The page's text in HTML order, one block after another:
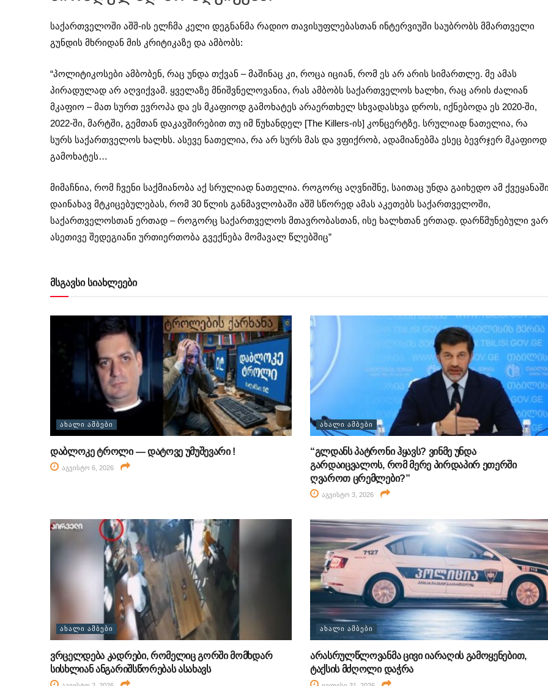
საქართველოში აშშ-ის ელჩმა კელი დეგნანმა რადიო თავისუფლებასთან ინტერვიუში საუბრობს მმართველი
გუნდის მხრიდან მის კრიტიკაზე და ამბობს:
“პოლიტიკოსები ამბობენ, რაც უნდა თქვან – მაშინაც კი, როცა იციან, რომ ეს არ არის სიმართლე. მე ამას
პირადულად არ აღვიქვამ. ყველაზე მნიშვნელოვანია, რას ამბობს საქართველოს ხალხი, რაც არის ძალიან
მკაფიო – მათ სურთ ევროპა და ეს მკაფიოდ გამოხატეს არაერთხელ სხვადასხვა დროს, იქნებოდა ეს 2020-ში,
2022-ში, მარტში, გემთან დაკავშირებით თუ იმ წუხანდელ [The Killers-ის] კონცერტზე. სრულიად ნათელია, რა
სურს საქართველოს ხალხს. ასევე ნათელია, რა არ სურს მას და ვფიქრობ, ადამიანებმა ესეც ბევრჯერ მკაფიოდ
გამოხატეს…
მიმაჩნია, რომ ჩვენი საქმიანობა აქ სრულიად ნათელია. როგორც აღვნიშნე, საითაც უნდა გაიხედო ამ
დაინახავ მტკიცებულებას, რომ 30 წლის განმავლობაში აშშ სწორედ ამას აკეთებს საქართველოში,
საქართველოსთან ერთად – როგორც საქართველოს მთავრობასთან, ისე ხალხთან ერთად. დარწმუნებული
ასეთივე შედეგიანი ურთიერთობა გვექნება მომავალ წლებშიც”
მსგავსი სიახლეები
ᲐᲮᲐᲚᲘ ᲐᲛᲑᲔᲑᲘ
დაბლოკე ტროლი — დატოვე უმუშევარი !
აგვისტო 6, 2026
ᲐᲮᲐᲚᲘ ᲐᲛᲑᲔᲑᲘ
“გლდანს პატრონი ჰყავს? ვინმე უნდა
გარდაიცვალოს, რომ მერე პირდაპირ ეთერში
ღვაროთ ცრემლები?”
აგვისტო 3, 2026
ᲐᲮᲐᲚᲘ ᲐᲛᲑᲔᲑᲘ
ვრცელდება კადრები, რომელიც გორში მომხდარ
სისხლიან ანგარიშსწორებას ასახავს
ᲐᲮᲐᲚᲘ ᲐᲛᲑᲔᲑᲘ
არასრულწლოვანმა ცივი იარაღის გამოყენებით,
ტაქსის მძღოლი დაჭრა